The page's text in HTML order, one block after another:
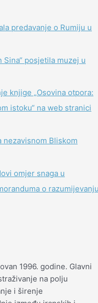
predavanje o Rumiju u
Sina“ posjetila muzej u
knjige „Osovina otpora:
istoku“ na web stranici
nezavisnom Bliskom
omjer snaga u
o
1996. godine. Glavni
na polju
i širenje